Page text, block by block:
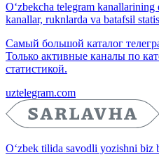
O‘zbekcha telegram
kanallar, ruknlarda va batafsil
Самый большой каталог
Только активные каналы по
статистикой.
uztelegram.com
O‘zbek tilida savodli yozishni biz